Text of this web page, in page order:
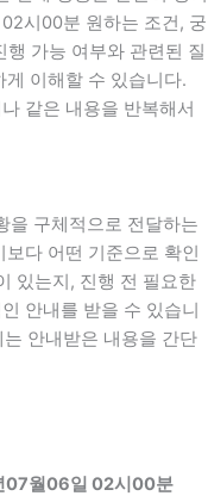
시00분 원하는 조건, 궁
가능 여부와 관련된 질
이해할 수 있습니다.
같은 내용을 반복해서
을 구체적으로 전달하는
다 어떤 기준으로 확인
있는지, 진행 전 필요한
안내를 받을 수 있습니
안내받은 내용을 간단
07월06일 02시00분